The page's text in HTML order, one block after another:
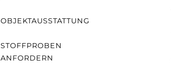
OBJEKTAUSSTATTUNG
STOFFPROBEN
ANFORDERN